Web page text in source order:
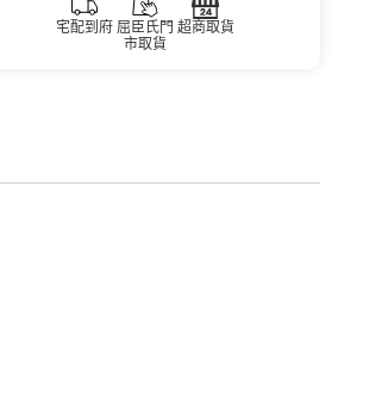
宅配到府 屈臣氏門
市取貨
超商取貨